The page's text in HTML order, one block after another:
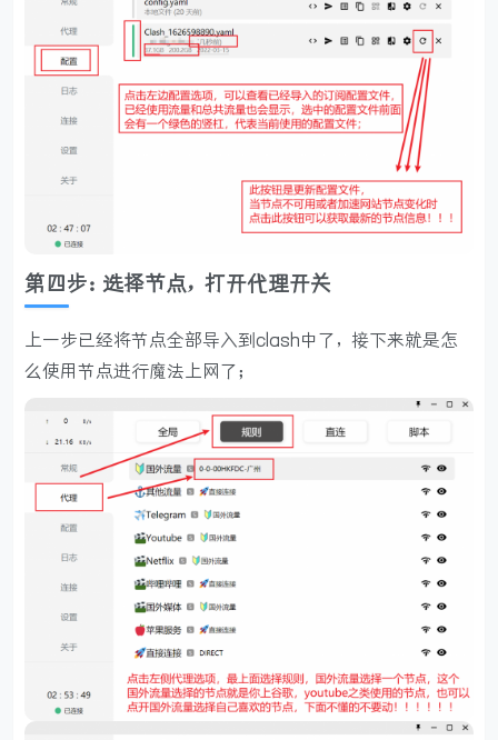
第四步：选择节点，打开代理开关
上一步已经将节点全部导入到clash中了，接下来就是怎
么使用节点进行魔法上网了；